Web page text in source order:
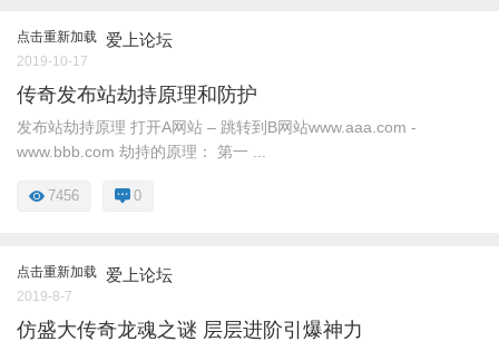
点击重新加载 爱上论坛
2019-10-17
传奇发布站劫持原理和防护
发布站劫持原理 打开A网站 – 跳转到B网站www.aaa.com -
www.bbb.com 劫持的原理： 第一 ...
7456 0
点击重新加载 爱上论坛
2019-8-7
仿盛大传奇龙魂之谜 层层进阶引爆神力